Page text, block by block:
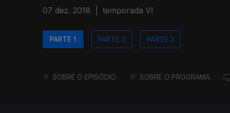
07 dez. 2018 temporada VI
PARTE 1 PARTE 2 PARTE 3
SOBRE O EPISÓDIO SOBRE O PROGRAMA